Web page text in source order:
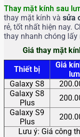
Thay mặt kính sau
thay mặt kính và sửa
rẻ, tốt nhất hiện nay.
thay nhanh chóng lấy
Giá thay mặt
Thiết bị
Giá
Galaxy S8
Galaxy S8
Plus
Galaxy S9
Plus
Lưu ý: Giá công